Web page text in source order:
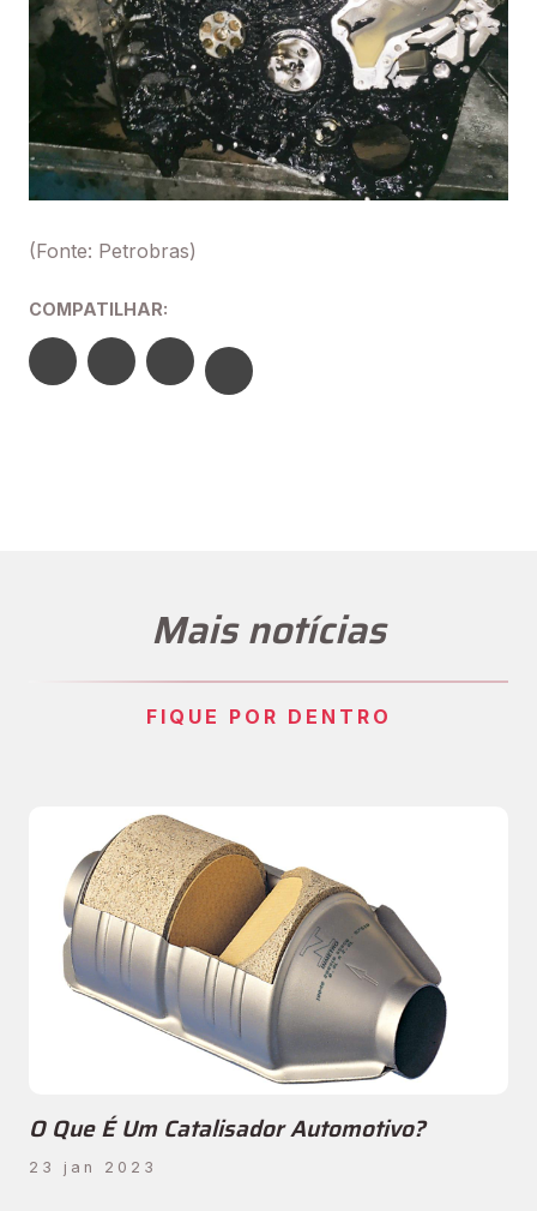
(Fonte: Petrobras)
COMPATILHAR:
Mais notícias
FIQUE POR DENTRO
O Que É Um Catalisador Automotivo?
23 jan 2023